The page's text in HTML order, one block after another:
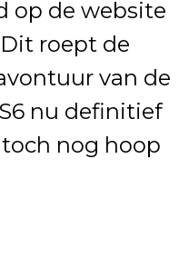
op de website
roept de
van de
nu definitief
nog hoop